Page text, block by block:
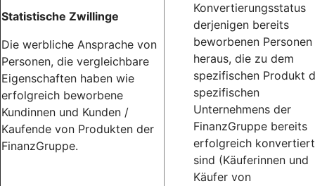
Statistische Zwillinge
Die werbliche Ansprache von
Personen, die vergleichbare
Eigenschaften haben wie
erfolgreich beworbene
Kundinnen und Kunden /
Kaufende von Produkten der
FinanzGruppe.
Konvertierungsstatus
derjenigen bereits
beworbenen Personen
heraus, die zu dem
spezifischen Produkt
spezifischen
Unternehmens der
FinanzGruppe bereits
erfolgreich konvertiert
sind (Käuferinnen und
Käufer von